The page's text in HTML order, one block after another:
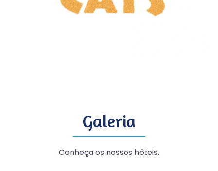
Galeria
Conheça os nossos hóteis.